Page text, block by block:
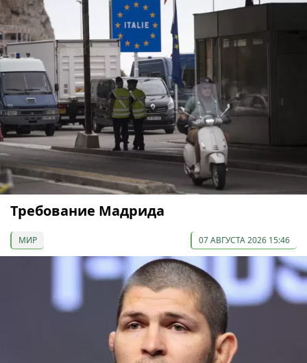
Требование Мадрида
МИР 07 АВГУСТА 2026 15:46